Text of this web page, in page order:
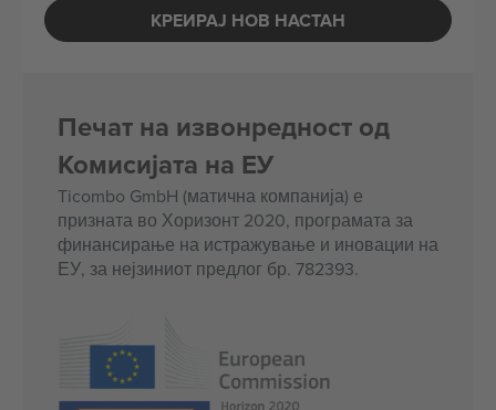
КРЕИРАЈ НОВ НАСТАН
Печат на извонредност од
Комисијата на ЕУ
Ticombo GmbH (матична компанија) е
призната во Хоризонт 2020, програмата за
финансирање на истражување и иновации на
ЕУ, за нејзиниот предлог бр. 782393.